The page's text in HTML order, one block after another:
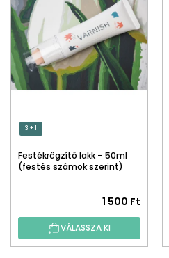
3 + 1
Festékrögzítő lakk – 50ml
(festés számok szerint)
1 500 Ft
VÁLASSZA KI